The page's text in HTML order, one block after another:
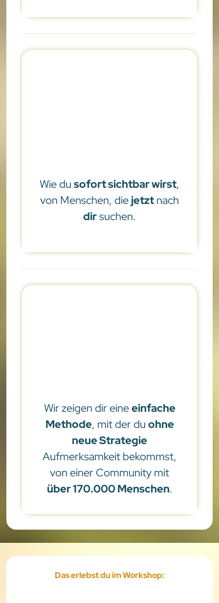
Wie du sofort sichtbar wirst,
von Menschen, die jetzt nach
dirsuchen.
Wir zeigen dir eineeinfache
Methode, mit der du ohne
neue Strategie
Aufmerksamkeit bekommst,
von einer Community mit
über 170.000 Menschen.
Das erlebst du im Workshop: